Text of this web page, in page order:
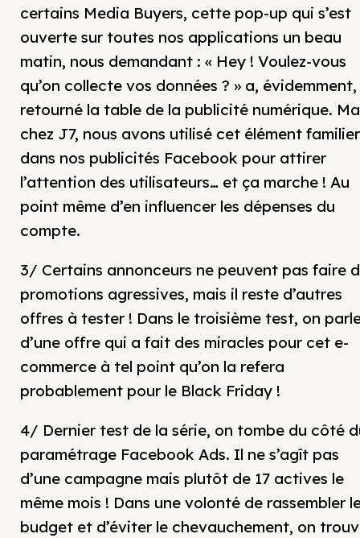
certains Media Buyers, cette pop-up qui s’est
ouverte sur toutes nos applications un beau
matin, nous demandant : « Hey ! Voulez-vous
qu’on collecte vos données ? » a, évidemment,
retourné la table de la publicité numérique.
chez J7, nous avons utilisé cet élément familier
dans nos publicités Facebook pour attirer
l’attention des utilisateurs… et ça marche ! Au
point même d’en influencer les dépenses du
compte.
3/ Certains annonceurs ne peuvent pas faire
promotions agressives, mais il reste d’autres
offres à tester ! Dans le troisième test, on
d’une offre qui a fait des miracles pour cet e-
commerce à tel point qu’on la refera
probablement pour le Black Friday !
4/ Dernier test de la série, on tombe du côté
paramétrage Facebook Ads. Il ne s’agît pas
d’une campagne mais plutôt de 17 actives le
même mois ! Dans une volonté de rassembler
budget et d’éviter le chevauchement, on